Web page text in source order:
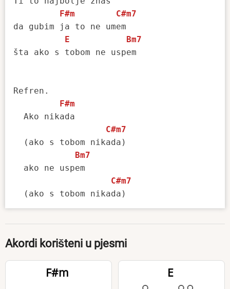
F#m
C#m7
da gubim ja to ne umem
E
Bm7
šta ako s tobom ne uspem
Refren.
F#m
  Ako nikada
C#m7
  (ako s tobom nikada)
Bm7
  ako ne uspem
C#m7
Akordi korišteni u pjesmi
F#m E